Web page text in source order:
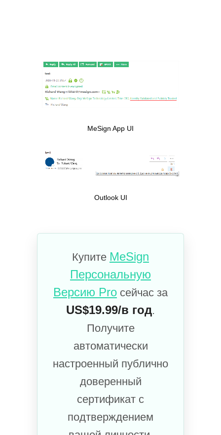
MeSign App UI
Outlook UI
Купите MeSign
Персональную
Версию Pro сейчас за
US$19.99/в год.
Получите
автоматически
настроенный публично
доверенный
сертификат с
подтверждением